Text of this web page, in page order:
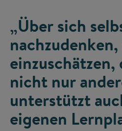
„Über sich
nicht nur
unterstützt
eigenen